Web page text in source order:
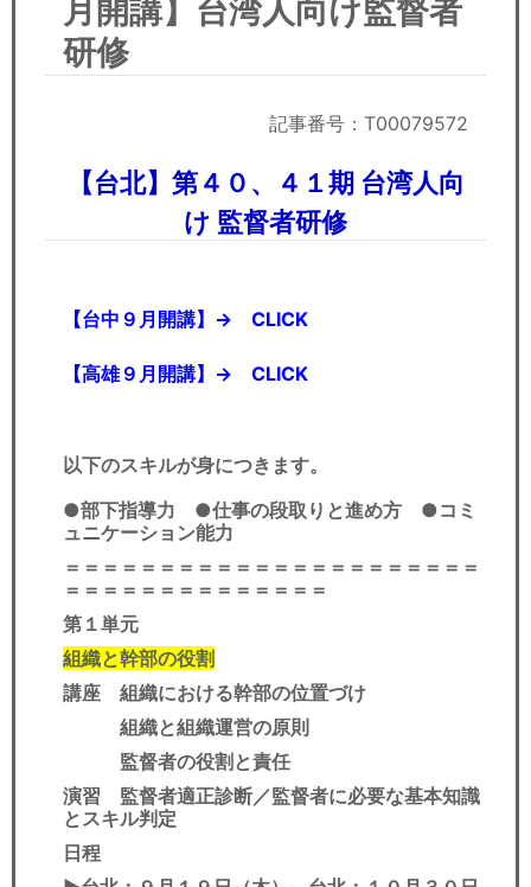
リサーチ
セミナー
労務顧問
月開講】台湾人向け監督者
研修
記事番号：T00079572
【台北】第４０、４１期 台湾人向
け 監督者研修
【台中９月開講】→ CLICK
【高雄９月開講】→ CLICK
以下のスキルが身につきます。
●部下指導力 ●仕事の段取りと進め方 ●コミ
ュニケーション能力
＝＝＝＝＝＝＝＝＝＝＝＝＝＝＝＝＝＝＝＝＝＝
＝＝＝＝＝＝＝＝＝＝＝＝＝＝
第１単元
組織と幹部の役割
講座 組織における幹部の位置づけ
組織と組織運営の原則
監督者の役割と責任
演習 監督者適正診断／監督者に必要な基本知識
とスキル判定
日程